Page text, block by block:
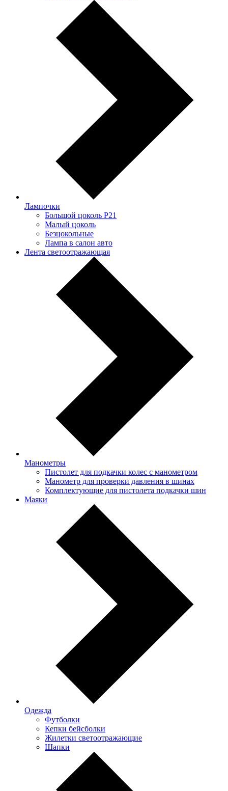
Лампочки
Большой цоколь P21
Малый цоколь
Безцокольные
Лампа в салон авто
Лента светоотражающая
Манометры
Пистолет для подкачки колес с манометром
Манометр для проверки давления в шинах
Комплектующие для пистолета подкачки шин
Маяки
Одежда
Футболки
Кепки бейсболки
Жилетки светоотражающие
Шапки